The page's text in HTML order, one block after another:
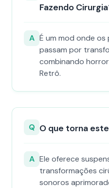
Fazendo
A É um mod onde os
passam por
combinando
Retrô.
Q O que torna
A Ele oferece
transformações
sonoros